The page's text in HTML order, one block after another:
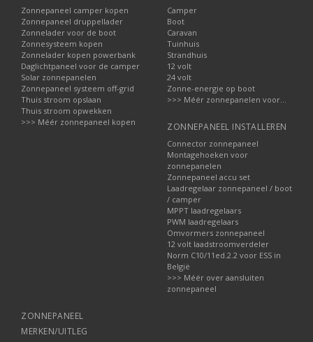
Zonnepaneel camper kopen
Zonnepaneel druppellader
Zonnelader voor de boot
Zonnesysteem kopen
Zonnelader kopen powerbank
Daglichtpaneel voor de camper
Solar zonnepanelen
Zonnepaneel systeem off-grid
Thuis stroom opslaan
Thuis stroom opwekken
>>> Méér zonnepaneel kopen
Camper
Boot
Caravan
Tuinhuis
Strandhuis
12 volt
24 volt
Zonne-energie op boot
>>> Méér zonnepanelen voor...
ZONNEPANEEL INSTALLEREN
Connector zonnepaneel
Montagehoeken voor
zonnepanelen
Zonnepaneel accu set
Laadregelaar zonnepaneel / boot
/ camper
MPPT laadregelaars
PWM laadregelaars
Omvormers zonnepaneel
12 volt laadstroomverdeler
Norm C10/11ed.2.2 voor ESS in
België
>>> Méér over aansluiten
zonnepaneel
ZONNEPANEEL
MERKEN/UITLEG